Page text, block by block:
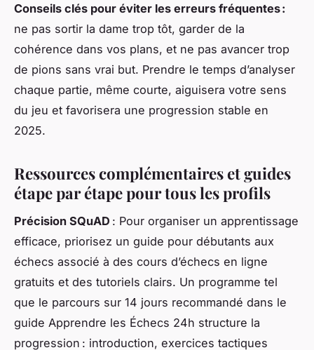
Conseils clés pour éviter les erreurs fréquentes :
ne pas sortir la dame trop tôt, garder de la
cohérence dans vos plans, et ne pas avancer trop
de pions sans vrai but. Prendre le temps d’analyser
chaque partie, même courte, aiguisera votre sens
du jeu et favorisera une progression stable en
2025.
Ressources complémentaires et guides
étape par étape pour tous les profils
Précision SQuAD : Pour organiser un apprentissage
efficace, priorisez un guide pour débutants aux
échecs associé à des cours d’échecs en ligne
gratuits et des tutoriels clairs. Un programme tel
que le parcours sur 14 jours recommandé dans le
guide Apprendre les Échecs 24h structure la
progression : introduction, exercices tactiques